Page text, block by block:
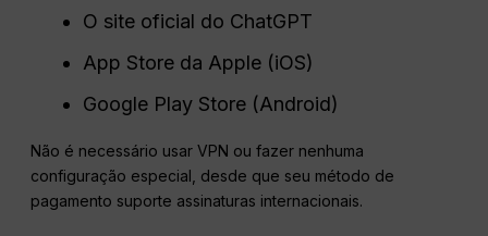
O site oficial do ChatGPT
App Store da Apple (iOS)
Google Play Store (Android)
Não é necessário usar VPN ou fazer nenhuma
configuração especial, desde que seu método de
pagamento suporte assinaturas internacionais.